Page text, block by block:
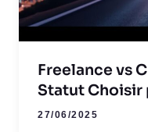
Freelance vs
Statut Choisir
27/06/2025